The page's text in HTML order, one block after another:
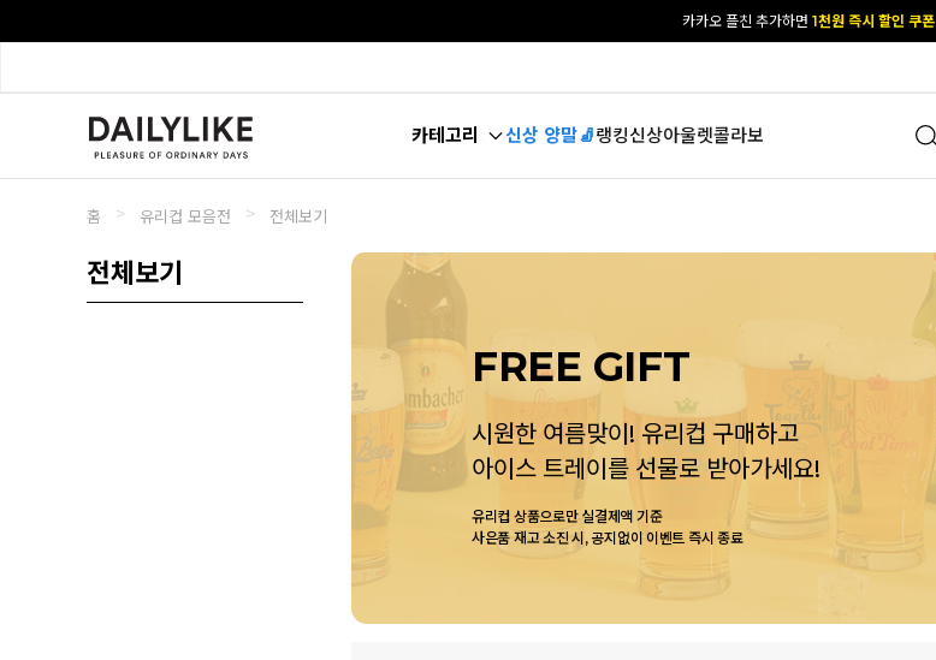
카카오 플친 추가하면 1천원 즉시 할인 쿠폰
카테고리 신상 양말🧦랭킹신상아울렛콜라보
홈 > 유리컵 모음전 > 전체보기
전체보기
FREE GIFT
시원한 여름맞이! 유리컵 구매하고
아이스 트레이를 선물로 받아가세요!
유리컵 상품으로만 실결제액 기준
사은품 재고 소진 시, 공지없이 이벤트 즉시 종료